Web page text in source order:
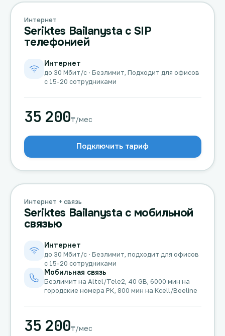
Интернет
Seriktes Bailanysta с SIP
телефонией
Интернет
до 30 Мбит/с · Безлимит, Подходит для офисов
с 15-20 сотрудниками
35 200₸/мес
Подключить тариф
Интернет + связь
Seriktes Bailanysta с мобильной
связью
Интернет
до 30 Мбит/с · Безлимит, подходит для офисов
с 15-20 сотрудниками
Мобильная связь
Безлимит на Altel/Tele2, 40 GB, 6000 мин на
городские номера РК, 800 мин на Kcell/Beeline
35 200₸/мес